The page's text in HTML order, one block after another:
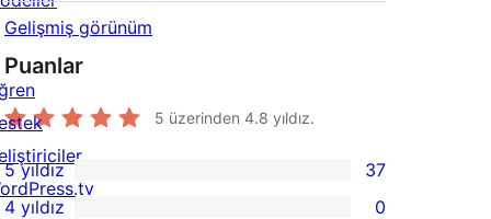
Gelişmiş görünüm
Puanlar
5 üzerinden 4.8 yıldız.
37
5 yıldız 37
4 yıldız 0